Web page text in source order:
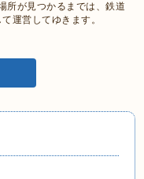
所が見つかるまでは、鉄道
運営してゆきます。